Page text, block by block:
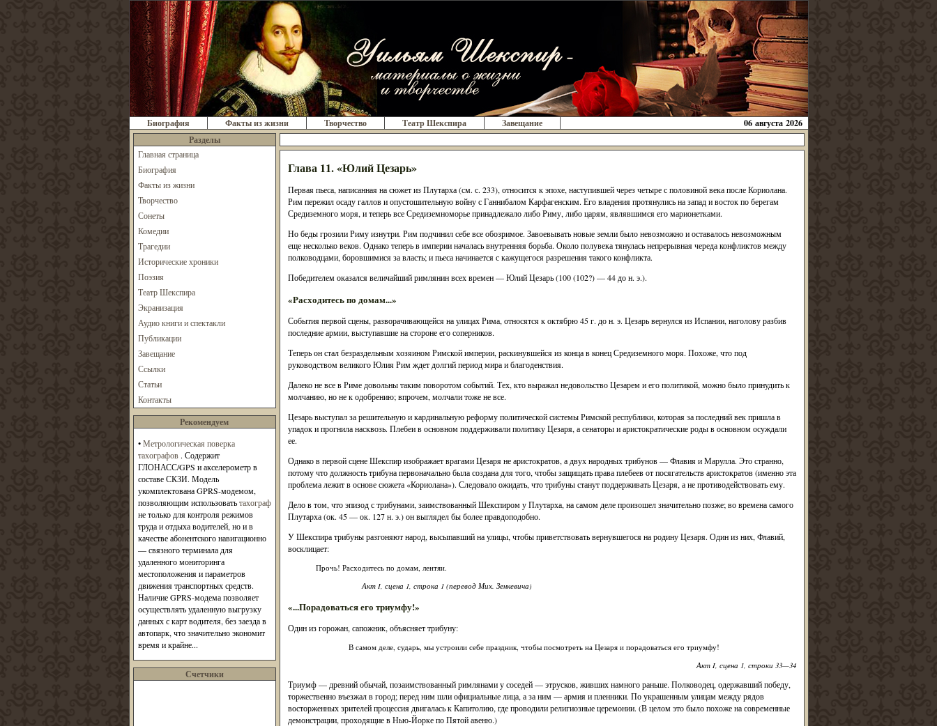
Биография Факты из жизни Творчество Театр Шекспира Завещание
06 августа 2026
Разделы
Главная страница
Биография
Факты из жизни
Творчество
Сонеты
Комедии
Трагедии
Исторические хроники
Поэзия
Театр Шекспира
Экранизация
Аудио книги и спектакли
Публикации
Завещание
Ссылки
Статьи
Контакты
Рекомендуем
•Метрологическая поверка
тахографов. Содержит
ГЛОНАСС/GPS и акселерометр в
составе СКЗИ. Модель
укомплектована GPRS-модемом,
позволяющим использоватьтахограф
не только для контроля режимов
труда и отдыха водителей, но и в
качестве абонентского навигационно
— связного терминала для
удаленного мониторинга
местоположения и параметров
движения транспортных средств.
Наличие GPRS-модема позволяет
осуществлять удаленную выгрузку
данных с карт водителя, без заезда в
автопарк, что значительно экономит
время и крайне...
Счетчики
Глава 11. «Юлий Цезарь»
Первая пьеса, написанная на сюжет из Плутарха (см. с. 233), относится к эпохе, наступившей через четыре с половиной века после Кориолана.
Рим пережил осаду галлов и опустошительную войну с Ганнибалом Карфагенским. Его владения протянулись на запад и восток по берегам
Средиземного моря, и теперь все Средиземноморье принадлежало либо Риму, либо царям, являвшимся его марионетками.
Но беды грозили Риму изнутри. Рим подчинил себе все обозримое. Завоевывать новые земли было невозможно и оставалось невозможным
еще несколько веков. Однако теперь в империи началась внутренняя борьба. Около полувека тянулась непрерывная череда конфликтов между
полководцами, боровшимися за власть; и пьеса начинается с кажущегося разрешения такого конфликта.
Победителем оказался величайший римлянин всех времен — Юлий Цезарь (100 (102?) — 44 до н. э.).
«Расходитесь по домам...»
События первой сцены, разворачивающейся на улицах Рима, относятся к октябрю 45 г. до н. э. Цезарь вернулся из Испании, наголову разбив
последние армии, выступавшие на стороне его соперников.
Теперь он стал безраздельным хозяином Римской империи, раскинувшейся из конца в конец Средиземного моря. Похоже, что под
руководством великого Юлия Рим ждет долгий период мира и благоденствия.
Далеко не все в Риме довольны таким поворотом событий. Тех, кто выражал недовольство Цезарем и его политикой, можно было принудить к
молчанию, но не к одобрению; впрочем, молчали тоже не все.
Цезарь выступал за решительную и кардинальную реформу политической системы Римской республики, которая за последний век пришла в
упадок и прогнила насквозь. Плебеи в основном поддерживали политику Цезаря, а сенаторы и аристократические роды в основном осуждали
ее.
Однако в первой сцене Шекспир изображает врагами Цезаря не аристократов, а двух народных трибунов — Флавия и Марулла. Это странно,
потому что должность трибуна первоначально была создана для того, чтобы защищать права плебеев от посягательств аристократов (именно эта
проблема лежит в основе сюжета «Кориолана»). Следовало ожидать, что трибуны станут поддерживать Цезаря, а не противодействовать ему.
Дело в том, что эпизод с трибунами, заимствованный Шекспиром у Плутарха, на самом деле произошел значительно позже; во времена самого
Плутарха (ок. 45 — ок. 127 н. э.) он выглядел бы более правдоподобно.
У Шекспира трибуны разгоняют народ, высыпавший на улицы, чтобы приветствовать вернувшегося на родину Цезаря. Один из них, Флавий,
восклицает:
Прочь! Расходитесь по домам, лентяи.
Акт I, сцена 1, строка 1 (перевод Мих. Зенкевича)
«...Порадоваться его триумфу!»
Один из горожан, сапожник, объясняет трибуну:
В самом деле, сударь, мы устроили себе праздник, чтобы посмотреть на Цезаря и порадоваться его триумфу!
Акт I, сцена 1, строки 33—34
Триумф — древний обычай, позаимствованный римлянами у соседей — этрусков, живших намного раньше. Полководец, одержавший победу,
торжественно въезжал в город; перед ним шли официальные лица, а за ним — армия и пленники. По украшенным улицам между рядов
восторженных зрителей процессия двигалась к Капитолию, где проводили религиозные церемонии. (В целом это было похоже на современные
демонстрации, проходящие в Нью-Йорке по Пятой авеню.)